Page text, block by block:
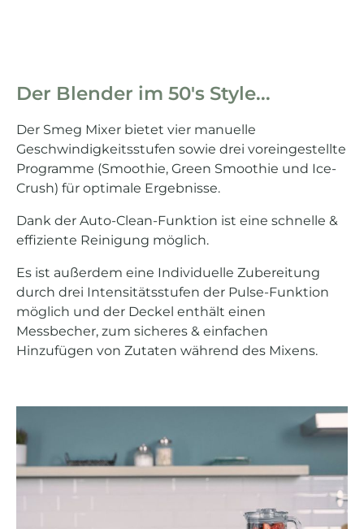
Der Blender im 50's Style...
Der Smeg Mixer bietet vier manuelle
Geschwindigkeitsstufen sowie drei voreingestellte
Programme (Smoothie, Green Smoothie und Ice-
Crush) für optimale Ergebnisse.
Dank der Auto-Clean-Funktion ist eine schnelle &
effiziente Reinigung möglich.
Es ist außerdem eine Individuelle Zubereitung
durch drei Intensitätsstufen der Pulse-Funktion
möglich und der Deckel enthält einen
Messbecher, zum sicheres & einfachen
Hinzufügen von Zutaten während des Mixens.